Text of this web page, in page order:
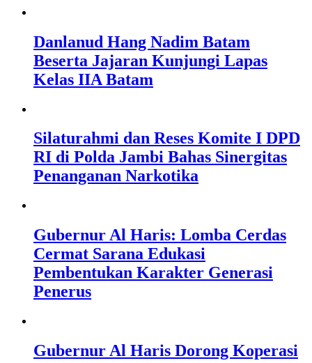
Danlanud Hang Nadim Batam
Beserta Jajaran Kunjungi Lapas
Kelas IIA Batam
Silaturahmi dan Reses Komite I DPD
RI di Polda Jambi Bahas Sinergitas
Penanganan Narkotika
Gubernur Al Haris: Lomba Cerdas
Cermat Sarana Edukasi
Pembentukan Karakter Generasi
Penerus
Gubernur Al Haris Dorong Koperasi